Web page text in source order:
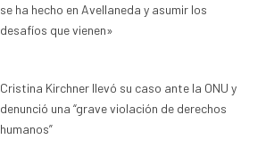
se ha hecho en Avellaneda y asumir los
desafíos que vienen»
Cristina Kirchner llevó su caso ante la ONU y
denunció una “grave violación de derechos
humanos”